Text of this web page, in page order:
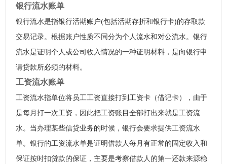
银行流水账单
银行流水是指银行活期账户(包括活期存折和银行卡)的存取款
交易记录。根据账户性质不同分为个人流水和对公流水。银行
流水是证明个人或公司收入情况的一种证明材料，是向银行申
请贷款所必须的材料。
工资流水账单
工资流水指单位将员工工资直接打到工资卡（借记卡），由于
是每月打一次工资，因此把工资账目全部打出来就是工资流
水。当办理某些信贷业务的时候，银行会要求提供工资流水
单。银行的工资流水单是证明借款人每月有正常的固定收入和
保证按时扣贷款的保证，主要是考察借款人的第一还款来源稳